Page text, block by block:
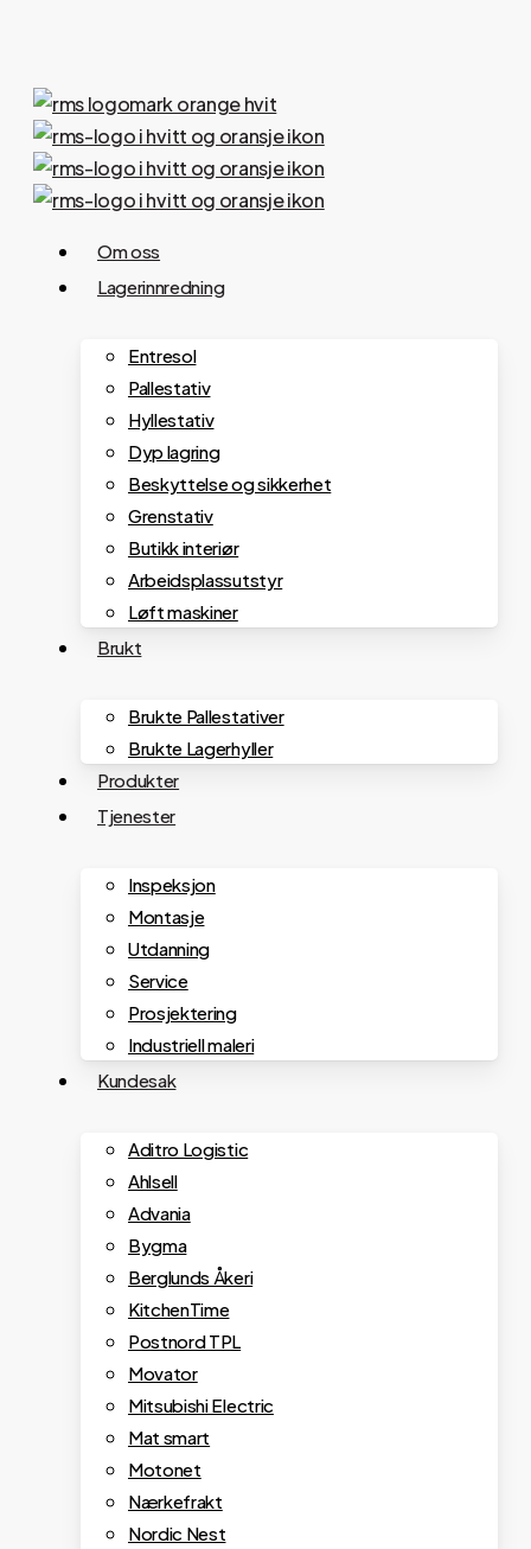
Meny
Om oss
Lagerinnredning
Entresol
Pallestativ
Hyllestativ
Dyp lagring
Beskyttelse og sikkerhet
Grenstativ
Butikk interiør
Arbeidsplassutstyr
Løft maskiner
Brukt
Brukte Pallestativer
Brukte Lagerhyller
Produkter
Tjenester
Inspeksjon
Montasje
Utdanning
Service
Prosjektering
Industriell maleri
Kundesak
Aditro Logistic
Ahlsell
Advania
Bygma
Berglunds Åkeri
KitchenTime
Postnord TPL
Movator
Mitsubishi Electric
Mat smart
Motonet
Nærkefrakt
Nordic Nest